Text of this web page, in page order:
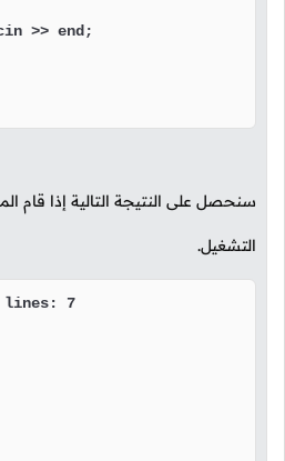
>> end;
سنحصل على النتيجة التالية إذا قام
التشغيل.
lines: 7